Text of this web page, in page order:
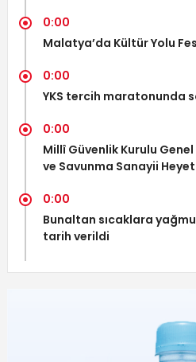
0:00
Malatya’da Kültür Yolu
0:00
YKS tercih maratonunda
0:00
Millî Güvenlik Kurulu
ve Savunma Sanayii
0:00
Bunaltan sıcaklara
tarih verildi